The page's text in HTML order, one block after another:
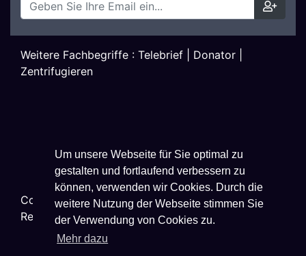
Um unsere Webseite für Sie optimal zu
gestalten und fortlaufend verbessern zu
können, verwenden wir Cookies. Durch die
weitere Nutzung der Webseite stimmen Sie
der Verwendung von Cookies zu.
Mehr dazu
Weitere Fachbegriffe : Telebrief Donator
Zentrifugieren
Copyright © 2026Techniklexikon.net - All Rights
Reserved.